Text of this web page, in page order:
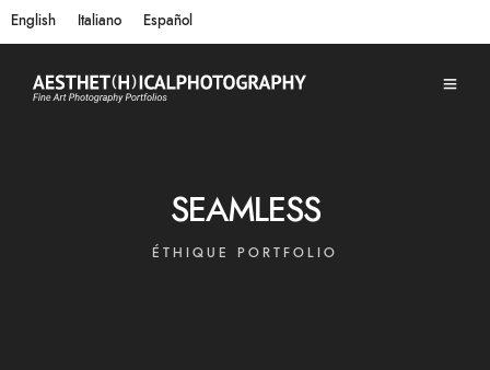
English Italiano Español
SEAMLESS
ÉTHIQUE PORTFOLIO